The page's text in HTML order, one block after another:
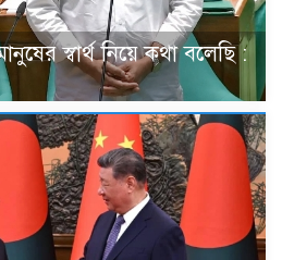
স্বার্থ নিয়ে কথা বলেছি :